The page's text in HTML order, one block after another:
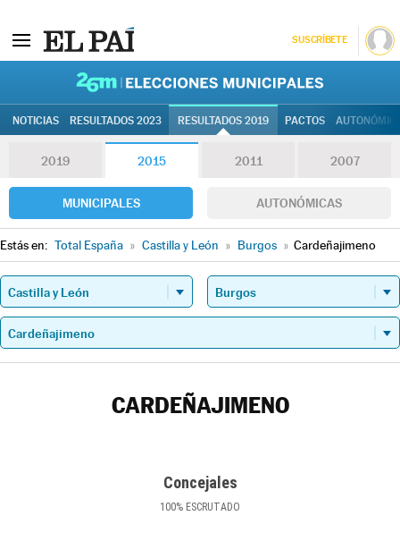
SUSCRÍBETE
NOTICIAS RESULTADOS 2023 RESULTADOS 2019 PACTOS
2019 2015 2011 2007
MUNICIPALES AUTONÓMICAS
Estás en: Total España » Castilla y León » Burgos » Cardeñajimeno
CARDEÑAJIMENO
Concejales
100% ESCRUTADO